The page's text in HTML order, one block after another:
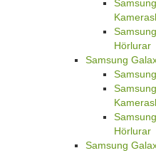
Hörlurar
Samsung
Hörlurar
Samsung